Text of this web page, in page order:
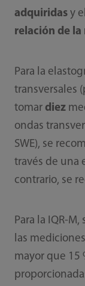
adquiridas y el
relación de la
Para la
transversales
tomar diez
ondas
SWE), se
través de una
contrario, se
Para la IQR-
las
mayor que 15